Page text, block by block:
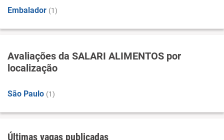
Embalador (1)
Avaliações da SALARI ALIMENTOS por
localização
São Paulo (1)
Últimas vagas publicadas